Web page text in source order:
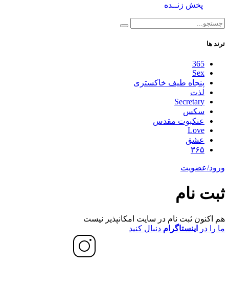
پخش زنــده
ترند ها
365
Sex
پنجاه طیف خاکستری
لذت
Secretary
سکس
عنکبوت مقدس
Love
عشق
۳۶۵
ورود/عضویت
ثبت نام
هم اکنون ثبت نام در سایت امکانپذیر نیست
ما را در
اینستاگرام دنبال کنید